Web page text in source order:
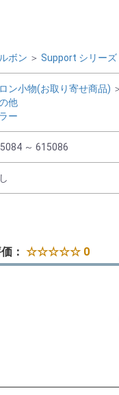
ボン ＞ Support シリーズ
ン小物(お取り寄せ商品)
他
ー
～ 615086
： ☆☆☆☆☆ 0